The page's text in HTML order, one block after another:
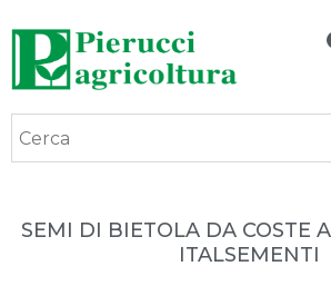
SEMI DI BIETOLA DA COSTE
ITALSEMENTI